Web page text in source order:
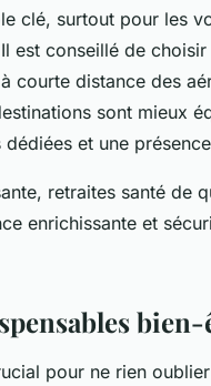
clé, surtout pour les
est conseillé de
courte distance des
sont mieux
et une
retraites santé de
enrichissante et
pour ne rien